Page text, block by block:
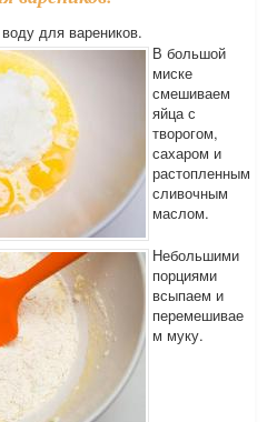
для вареников.
В большой
миске
смешиваем
яйца с
творогом,
сахаром и
растопленным
сливочным
маслом.
Небольшими
порциями
всыпаем и
перемешивае
м муку.